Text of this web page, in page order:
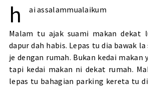
h ai assalammualaikum
Malam tu ajak suami makan dekat
dapur dah habis. Lepas tu dia bawak
je dengan rumah. Bukan kedai makan
tapi kedai makan ni dekat rumah.
lepas tu bahagian parking kereta tu